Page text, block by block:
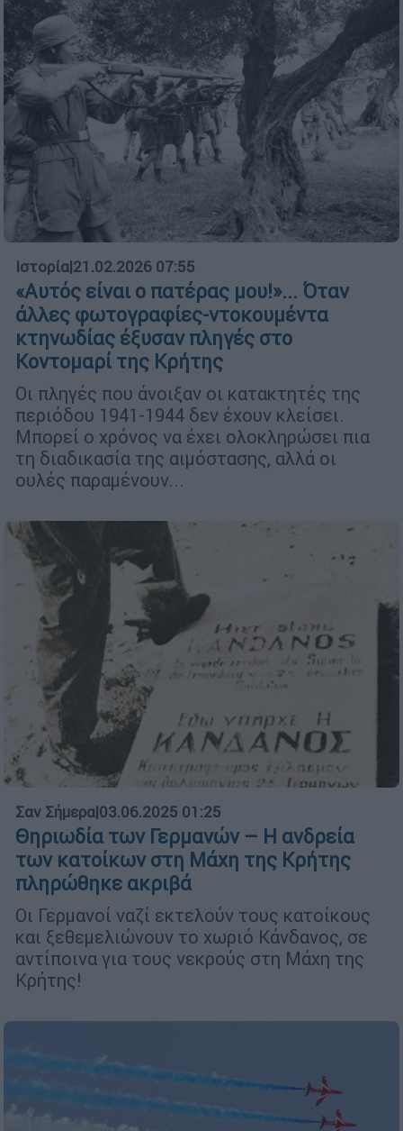
Ιστορία|21.02.2026 07:55
«Αυτός είναι ο πατέρας μου!»... Όταν
άλλες φωτογραφίες-ντοκουμέντα
κτηνωδίας έξυσαν πληγές στο
Κοντομαρί της Κρήτης
Οι πληγές που άνοιξαν οι κατακτητές της
περιόδου 1941-1944 δεν έχουν κλείσει.
Μπορεί ο χρόνος να έχει ολοκληρώσει πια
τη διαδικασία της αιμόστασης, αλλά οι
ουλές παραμένουν...
Σαν Σήμερα|03.06.2025 01:25
Θηριωδία των Γερμανών – Η ανδρεία
των κατοίκων στη Μάχη της Κρήτης
πληρώθηκε ακριβά
Οι Γερμανοί ναζί εκτελούν τους κατοίκους
και ξεθεμελιώνουν το χωριό Κάνδανος, σε
αντίποινα για τους νεκρούς στη Μάχη της
Κρήτης!